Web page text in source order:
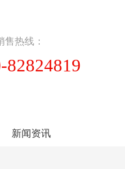
售热线：
82824819
新闻资讯